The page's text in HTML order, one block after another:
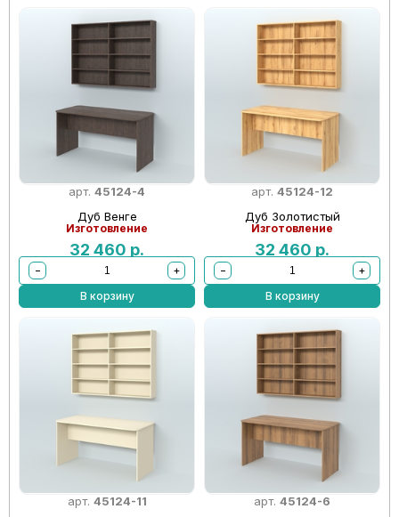
арт. 45124-4
Дуб Венге
Изготовление
32 460 р.
−
+
В корзину
арт. 45124-12
Дуб Золотистый
Изготовление
32 460 р.
−
+
В корзину
арт. 45124-11
арт. 45124-6